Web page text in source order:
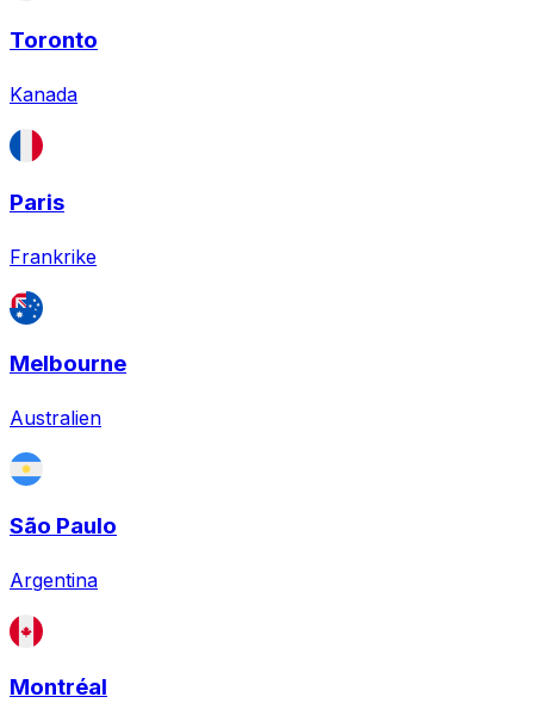
Toronto
Kanada
Paris
Frankrike
Melbourne
Australien
São Paulo
Argentina
Montréal